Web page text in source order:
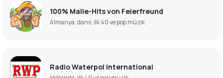
100% Malle-Hits von Feierfreund
Almanya, dans, ilk 40 ve pop müzik
Radio Waterpol International